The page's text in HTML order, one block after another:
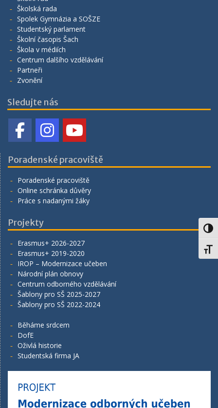
Školská rada
Spolek Gymnázia a SOŠZE
Studentský parlament
Školní časopis Šach
Škola v médiích
Centrum dalšího vzdělávání
Partneři
Zvonění
Sledujte nás
Poradenské pracoviště
Poradenské pracoviště
Online schránka důvěry
Práce s nadanými žáky
Projekty
Erasmus+ 2026-2027
Erasmus+ 2019-2020
IROP – Modernizace učeben
Národní plán obnovy
Centrum odborného vzdělávání
Šablony pro SŠ 2025-2027
Šablony pro SŠ 2022-2024
Běháme srdcem
DofE
Oživlá historie
Studentská firma JA